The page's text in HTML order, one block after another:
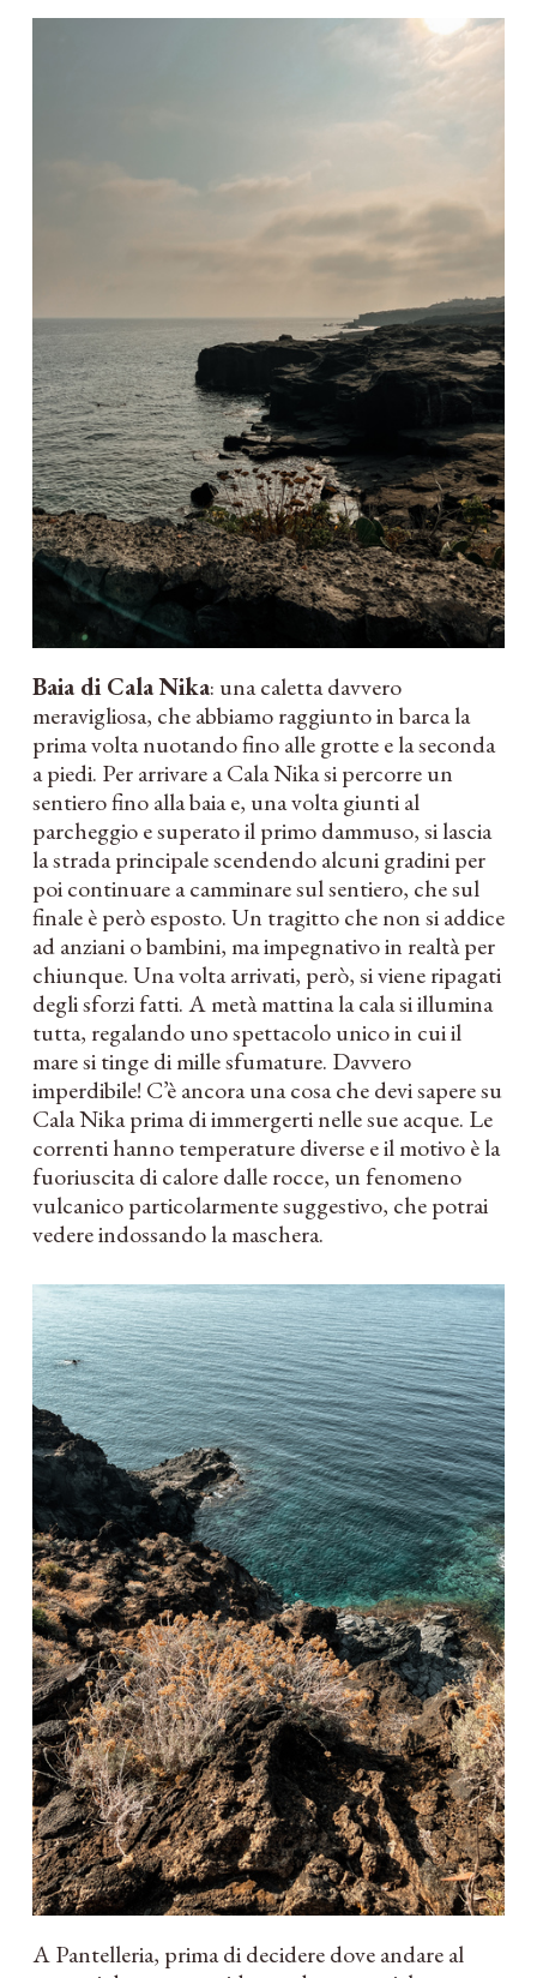
Baia di Cala Nika: una caletta davvero
meravigliosa, che abbiamo raggiunto in barca la
prima volta nuotando fino alle grotte e la seconda
a piedi. Per arrivare a Cala Nika si percorre un
sentiero fino alla baia e, una volta giunti al
parcheggio e superato il primo dammuso, si lascia
la strada principale scendendo alcuni gradini per
poi continuare a camminare sul sentiero, che sul
finale è però esposto. Un tragitto che non si addice
ad anziani o bambini, ma impegnativo in realtà per
chiunque. Una volta arrivati, però, si viene ripagati
degli sforzi fatti. A metà mattina la cala si illumina
tutta, regalando uno spettacolo unico in cui il
mare si tinge di mille sfumature. Davvero
imperdibile! C’è ancora una cosa che devi sapere su
Cala Nika prima di immergerti nelle sue acque. Le
correnti hanno temperature diverse e il motivo è la
fuoriuscita di calore dalle rocce, un fenomeno
vulcanico particolarmente suggestivo, che potrai
vedere indossando la maschera.
A Pantelleria, prima di decidere dove andare al